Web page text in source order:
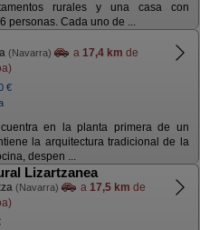
rurales y una casa con
personas. Cada uno de ...
(Navarra) a 17,4 km de
€
en la planta primera de un
la arquitectura tradicional de la
despen ...
Lizartzanea
(Navarra) a 17,5 km de